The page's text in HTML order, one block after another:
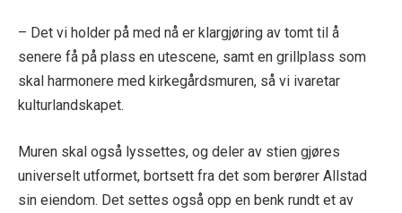
– Det vi holder på med nå er klargjøring av tomt til å
senere få på plass en utescene, samt en grillplass som
skal harmonere med kirkegårdsmuren, så vi ivaretar
kulturlandskapet.
Muren skal også lyssettes, og deler av stien gjøres
universelt utformet, bortsett fra det som berører Allstad
sin eiendom. Det settes også opp en benk rundt et av